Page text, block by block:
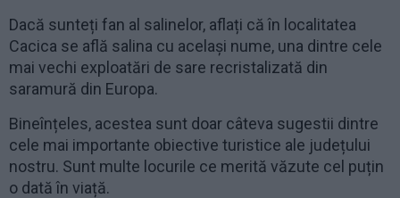
Dacă sunteți fan al salinelor, aflați că în localitatea
Cacica se află salina cu același nume, una dintre cele
mai vechi exploatări de sare recristalizată din
saramură din Europa.
Bineînțeles, acestea sunt doar câteva sugestii dintre
cele mai importante obiective turistice ale județului
nostru. Sunt multe locurile ce merită văzute cel puțin
o dată în viață.